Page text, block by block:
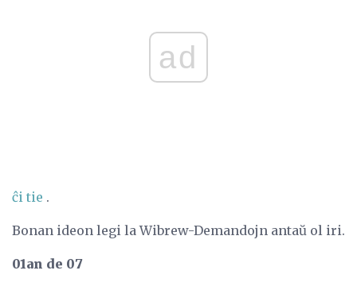
ad
ĉi tie .
Bonan ideon legi la Wibrew-Demandojn antaŭ ol iri.
01an de 07